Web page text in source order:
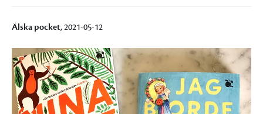
Älska pocket, 2021-05-12